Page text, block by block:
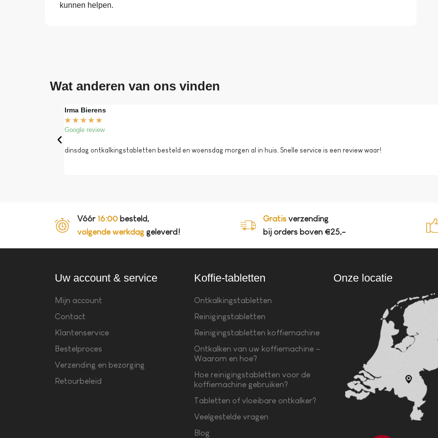
kunnen helpen.
Wat anderen van ons vinden
Irma Bierens
★ ★ ★ ★ ★
Google review
dinsdag ontkalkingstabletten besteld en woensdag morgen al in huis. Snelle service is een review waar!
Vóór 16:00 besteld,
volgende werkdag geleverd!
Gratis verzending
bij orders boven €25,-
Uw account & service
Mijn account
Contact
Klantenservice
Bestelproces
Verzending en bezorging
Retourbeleid
Koffie-tabletten
Ontkalkingstabletten
Reinigingstabletten
Reinigingstabletten koffiemachine
Ontkalken van uw koffiemachine –
Waarom en hoe?
Hoe reinigingstabletten voor de
koffiemachine gebruiken?
Tabletten of vloeibare ontkalker?
Veelgestelde vragen
Blog
Onze locatie